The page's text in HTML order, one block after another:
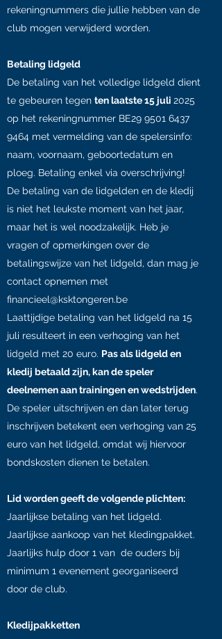
rekeningnummers die jullie hebben van de
club mogen verwijderd worden.
Betaling lidgeld
De betaling van het volledige lidgeld dient
te gebeuren tegen ten laatste 15 juli 2025
op het rekeningnummer BE29 9501 6437
9464 met vermelding van de spelersinfo:
naam, voornaam, geboortedatum en
ploeg. Betaling enkel via overschrijving!
De betaling van de lidgelden en de kledij
is niet het leukste moment van het jaar,
maar het is wel noodzakelijk. Heb je
vragen of opmerkingen over de
betalingswijze van het lidgeld, dan mag je
contact opnemen met
financieel@ksktongeren.be
Laattijdige betaling van het lidgeld na 15
juli resulteert in een verhoging van het
lidgeld met 20 euro. Pas als lidgeld en
kledij betaald zijn, kan de speler
deelnemen aan trainingen en wedstrijden.
De speler uitschrijven en dan later terug
inschrijven betekent een verhoging van 25
euro van het lidgeld, omdat wij hiervoor
bondskosten dienen te betalen.
Lid worden geeft de volgende plichten:
Jaarlijkse betaling van het lidgeld.
Jaarlijkse aankoop van het kledingpakket.
Jaarlijks hulp door 1 van de ouders bij
minimum 1 evenement georganiseerd
door de club.
Kledijpakketten